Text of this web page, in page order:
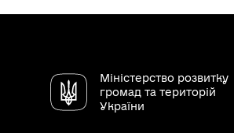
Міністерство розвитку
громад та територій
України